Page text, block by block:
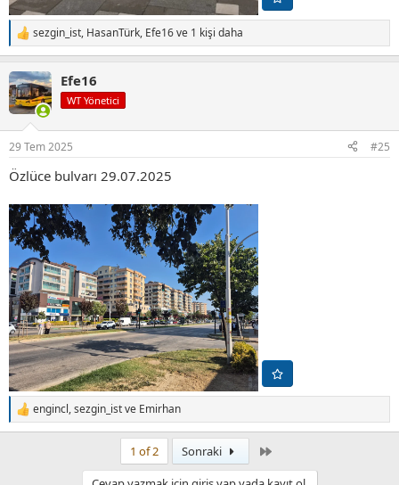
T
e
k
i
l
:
sezgin_ist, HasanTürk, Efe16ve 1 kişi daha
Efe16
WT Yönetici
29 Tem 2025 #25
Özlüce bulvarı 29.07.2025
T
e
engincl,sezgin_istve Emirhan
1 of 2 Sonraki